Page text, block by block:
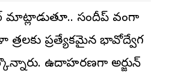
సందీప్ వంగా
ప్రత్యేకమైన భావోద్వేగ
ఉదాహరణగా అర్జున్